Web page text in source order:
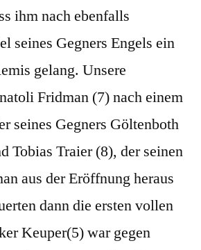
ihm nach ebenfalls
seines Gegners Engels ein
gelang. Unsere
Fridman (7) nach einem
seines Gegners Göltenboth
Tobias Traier (8), der seinen
aus der Eröffnung heraus
dann die ersten vollen
Keuper(5) war gegen